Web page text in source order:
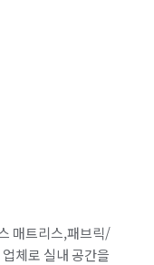
매트리스,패브릭/
체로 실내 공간을